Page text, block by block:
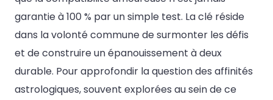
garantie à 100 % par un simple test. La clé réside
dans la volonté commune de surmonter les défis
et de construire un épanouissement à deux
durable. Pour approfondir la question des affinités
astrologiques, souvent explorées au sein de ce